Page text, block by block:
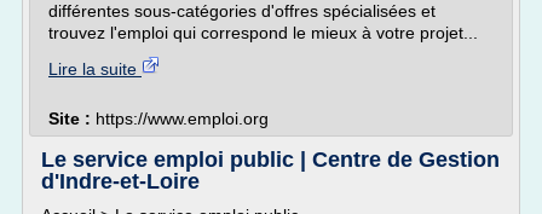
différentes sous-catégories d'offres spécialisées et
trouvez l'emploi qui correspond le mieux à votre projet...
Lire la suite
Site : https://www.emploi.org
Le service emploi public | Centre de Gestion
d'Indre-et-Loire